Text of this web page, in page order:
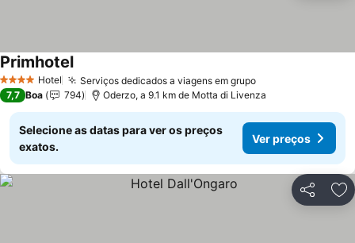
4 EstrelasHotel Serviços dedicados a viagens em grupo
Primhotel
7,7 Boa 794 Oderzo, a 9.1 km de Motta di Livenza
Selecione as datas para ver os preços
exatos.
Ver preços
Partilhar